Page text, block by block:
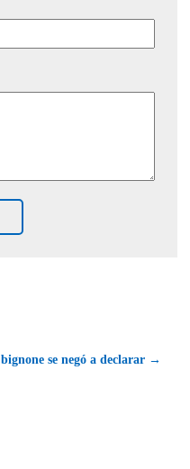
bignone se negó a declarar →